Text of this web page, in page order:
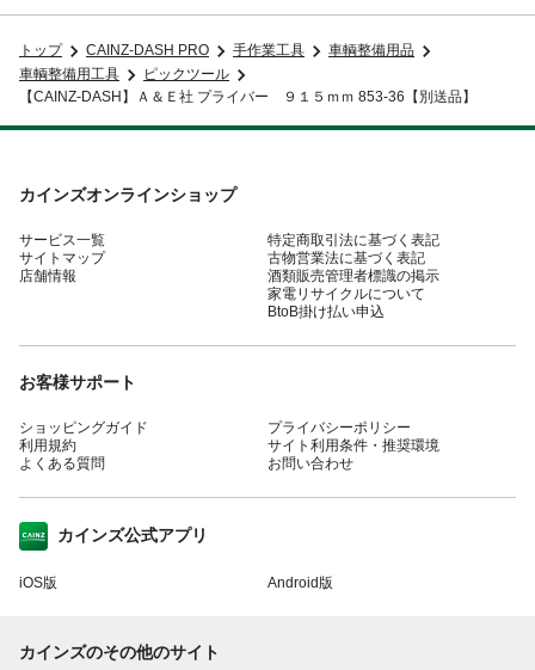
トップ CAINZ-DASH PRO 手作業工具
車輌整備用品
車輌整備用工具
ピックツール
【CAINZ-DASH】Ａ＆Ｅ社 プライバー ９１５ｍｍ 853-36【別送品】
カインズオンラインショップ
サービス一覧
サイトマップ
店舗情報
特定商取引法に基づく表記
古物営業法に基づく表記
酒類販売管理者標識の掲示
家電リサイクルについて
BtoB掛け払い申込
お客様サポート
ショッピングガイド
利用規約
よくある質問
プライバシーポリシー
サイト利用条件・推奨環境
お問い合わせ
カインズ公式アプリ
iOS版 Android版
カインズのその他のサイト